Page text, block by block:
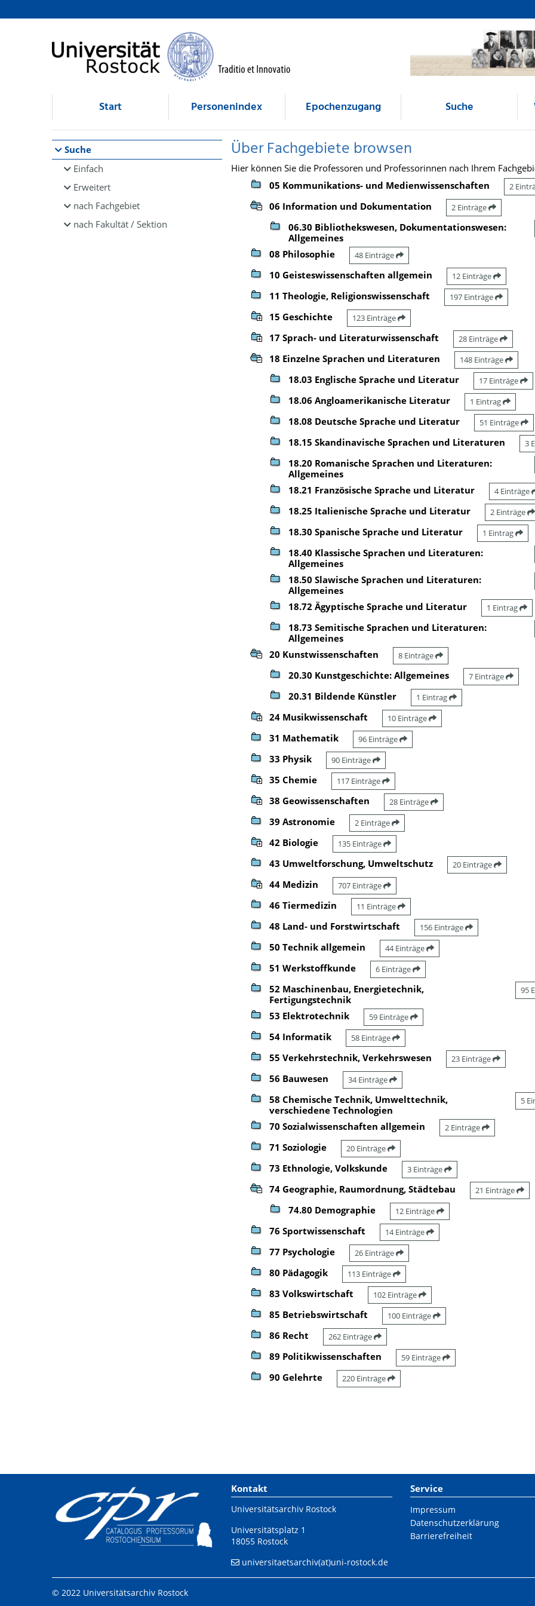
Browsen
direkt zum Inhalt
Start Personenindex Epochenzugang Suche
Suche
Einfach
Erweitert
nach Fachgebiet
nach Fakultät / Sektion
Über Fachgebiete browsen
Hier können Sie die Professoren und Professorinnen nach Ihrem
05 Kommunikations- und Medienwissenschaften
2
06 Information und Dokumentation 2 Einträge
06.30 Bibliothekswesen, Dokumentationswesen:
Allgemeines
08 Philosophie 48 Einträge
10 Geisteswissenschaften allgemein 12 Einträge
11 Theologie, Religionswissenschaft 197 Einträge
15 Geschichte 123 Einträge
17 Sprach- und Literaturwissenschaft 28 Einträge
18 Einzelne Sprachen und Literaturen 148 Einträge
18.03 Englische Sprache und Literatur 17 Einträge
18.06 Angloamerikanische Literatur 1 Eintrag
18.08 Deutsche Sprache und Literatur 51 Einträge
18.15 Skandinavische Sprachen und Literaturen 3
18.20 Romanische Sprachen und Literaturen:
Allgemeines
18.21 Französische Sprache und Literatur 4 Einträge
18.25 Italienische Sprache und Literatur 2 Einträge
18.30 Spanische Sprache und Literatur 1 Eintrag
18.40 Klassische Sprachen und Literaturen:
Allgemeines
18.50 Slawische Sprachen und Literaturen:
Allgemeines
18.72 Ägyptische Sprache und Literatur 1 Eintrag
18.73 Semitische Sprachen und Literaturen:
Allgemeines
20 Kunstwissenschaften 8 Einträge
20.30 Kunstgeschichte: Allgemeines 7 Einträge
20.31 Bildende Künstler 1 Eintrag
24 Musikwissenschaft 10 Einträge
31 Mathematik 96 Einträge
33 Physik 90 Einträge
35 Chemie 117 Einträge
38 Geowissenschaften 28 Einträge
39 Astronomie 2 Einträge
42 Biologie 135 Einträge
43 Umweltforschung, Umweltschutz 20 Einträge
44 Medizin 707 Einträge
46 Tiermedizin 11 Einträge
48 Land- und Forstwirtschaft 156 Einträge
50 Technik allgemein 44 Einträge
51 Werkstoffkunde 6 Einträge
52 Maschinenbau, Energietechnik,
Fertigungstechnik
95
53 Elektrotechnik 59 Einträge
54 Informatik 58 Einträge
55 Verkehrstechnik, Verkehrswesen 23 Einträge
56 Bauwesen 34 Einträge
58 Chemische Technik, Umwelttechnik,
verschiedene Technologien
5
70 Sozialwissenschaften allgemein 2 Einträge
71 Soziologie 20 Einträge
73 Ethnologie, Volkskunde 3 Einträge
74 Geographie, Raumordnung, Städtebau 21 Einträge
74.80 Demographie 12 Einträge
76 Sportwissenschaft 14 Einträge
77 Psychologie 26 Einträge
80 Pädagogik 113 Einträge
83 Volkswirtschaft 102 Einträge
85 Betriebswirtschaft 100 Einträge
86 Recht 262 Einträge
89 Politikwissenschaften 59 Einträge
90 Gelehrte 220 Einträge
Kontakt
Universitätsarchiv Rostock
Universitätsplatz 1
18055 Rostock
universitaetsarchiv(at)uni-rostock.de
Service
Impressum
Datenschutzerklärung
Barrierefreiheit
© 2022 Universitätsarchiv Rostock